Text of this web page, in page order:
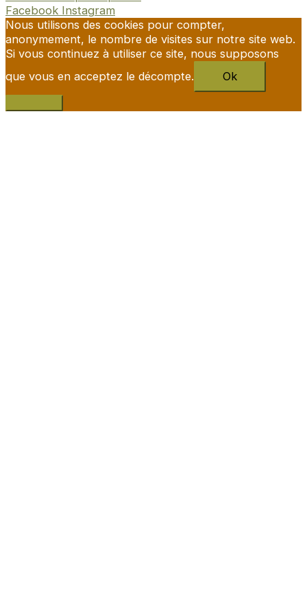
Facebook Instagram
Nous utilisons des cookies pour compter,
anonymement, le nombre de visites sur notre site web.
Si vous continuez à utiliser ce site, nous supposons
que vous en acceptez le décompte.
Ok